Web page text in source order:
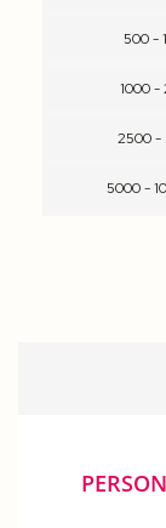
500 -
1000 -
2500 -
5000 -